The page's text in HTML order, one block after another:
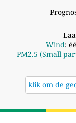
Wind:
PM2.5 (Small
klik om de